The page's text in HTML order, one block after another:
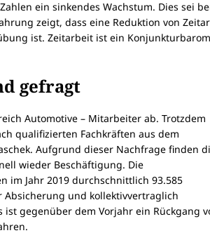
ein sinkendes Wachstum. Dies sei
zeigt, dass eine Reduktion von
ist. Zeitarbeit ist ein
gefragt
Automotive – Mitarbeiter ab. Trotzdem
qualifizierten Fachkräften aus dem
Aufgrund dieser Nachfrage finden
wieder Beschäftigung. Die
im Jahr 2019 durchschnittlich 93.585
und kollektivvertraglich
gegenüber dem Vorjahr ein Rückgang